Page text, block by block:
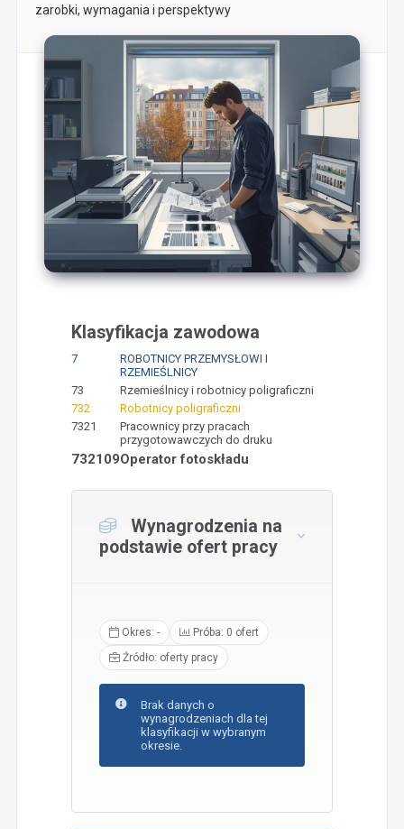
zarobki, wymagania i perspektywy
Klasyfikacja zawodowa
7
ROBOTNICY PRZEMYSŁOWI I
RZEMIEŚLNICY
73
Rzemieślnicy i robotnicy poligraficzni
732
Robotnicy poligraficzni
7321
Pracownicy przy pracach
przygotowawczych do druku
732109Operator fotoskładu
Wynagrodzenia na
podstawie ofert pracy
Okres: -
Próba: 0 ofert
Źródło: oferty pracy
Brak danych o
wynagrodzeniach dla tej
klasyfikacji w wybranym
okresie.